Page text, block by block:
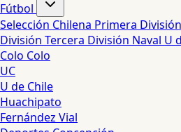
Fútbol
Selección Chilena Primera División
División Tercera División Naval U
Colo Colo
UC
U de Chile
Huachipato
Fernández Vial